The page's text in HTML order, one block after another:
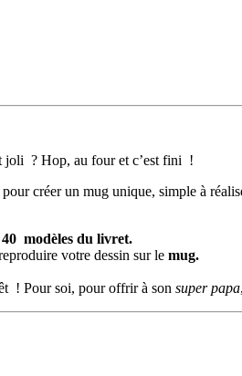
joli ? Hop, au four et c’est fini !
créer un mug unique, simple à
40 modèles du livret.
votre dessin sur le mug.
! Pour soi, pour offrir à son super papa